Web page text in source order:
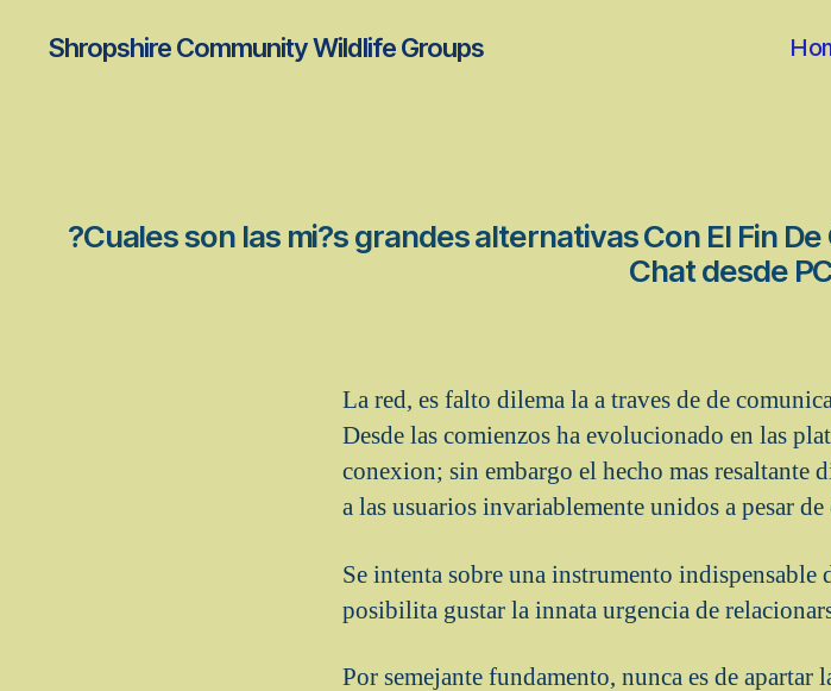
Shropshire Community Wildlife Groups
?Cuales son las mi?s grandes alternativas Con El Fin
Chat desde
La red, es falto dilema la a traves de de
Desde las comienzos ha evolucionado en las
conexion; sin embargo el hecho mas resaltante
a las usuarios invariablemente unidos a pesar de
Se intenta sobre una instrumento indispensable
posibilita gustar la innata urgencia de
Por semejante fundamento, nunca es de